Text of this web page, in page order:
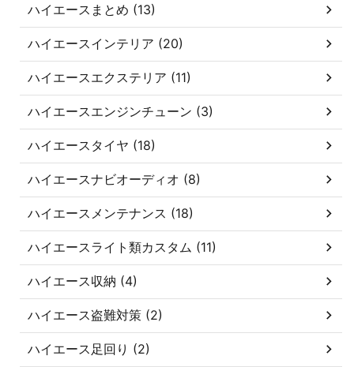
ハイエースまとめ (13)
ハイエースインテリア (20)
ハイエースエクステリア (11)
ハイエースエンジンチューン (3)
ハイエースタイヤ (18)
ハイエースナビオーディオ (8)
ハイエースメンテナンス (18)
ハイエースライト類カスタム (11)
ハイエース収納 (4)
ハイエース盗難対策 (2)
ハイエース足回り (2)